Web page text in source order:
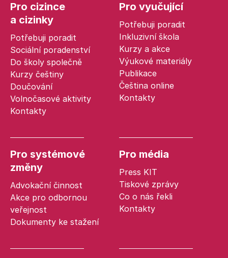
Pro cizince
a cizinky
Potřebuji poradit
Sociální poradenství
Do školy společně
Kurzy češtiny
Doučování
Volnočasové aktivity
Kontakty
Pro vyučující
Potřebuji poradit
Inkluzivní škola
Kurzy a akce
Výukové materiály
Publikace
Čeština online
Kontakty
Pro systémové
změny
Advokační činnost
Akce pro odbornou
veřejnost
Dokumenty ke stažení
Pro média
Press KIT
Tiskové zprávy
Co o nás řekli
Kontakty